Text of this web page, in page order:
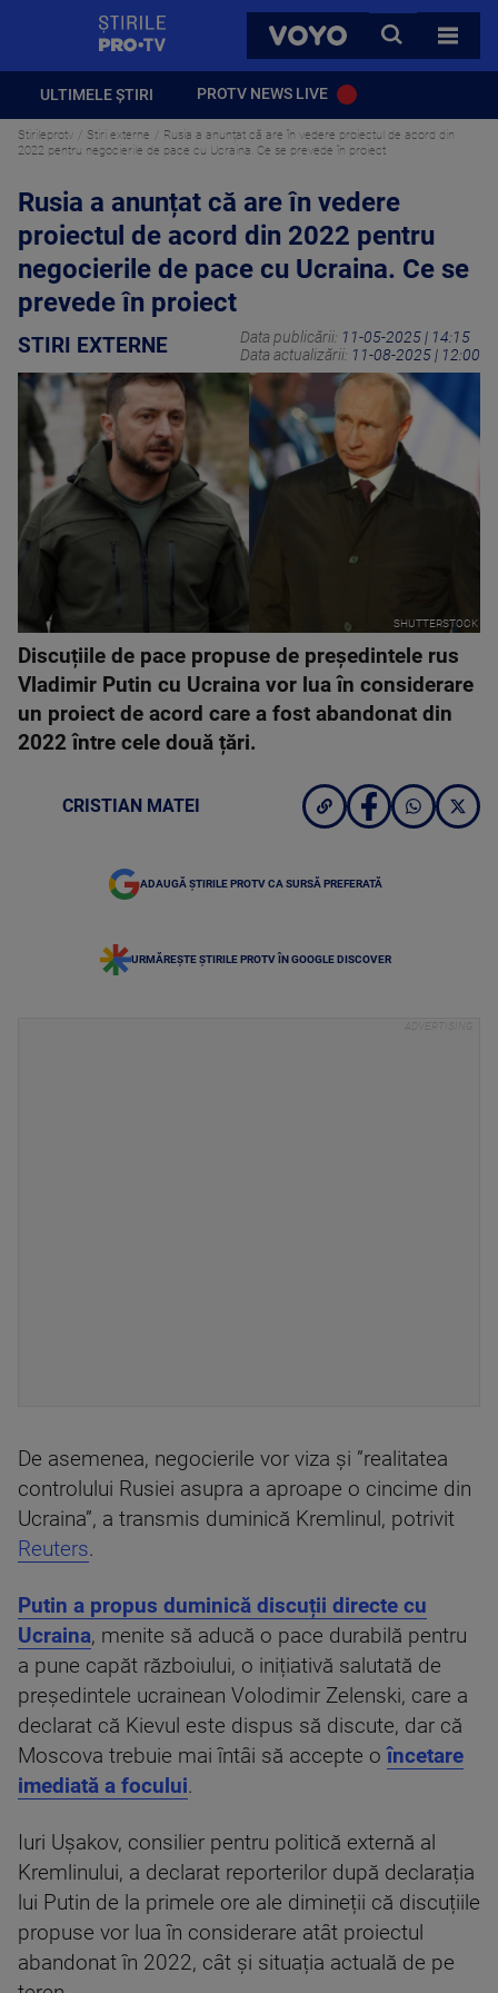
VOYO
CAUTA
TOATE
ULTIMELE ȘTIRI PROTV NEWS LIVE
Stirileprotv Stiri externe
Rusia a anunțat că are în vedere proiectul de acord din
2022 pentru negocierile de pace cu Ucraina. Ce se prevede în proiect
Rusia a anunțat că are în vedere
proiectul de acord din 2022 pentru
negocierile de pace cu Ucraina. Ce se
prevede în proiect
STIRI EXTERNE Data publicării: 11-05-2025 | 14:15
Data actualizării: 11-08-2025 | 12:00
SHUTTERSTOCK
Discuțiile de pace propuse de președintele rus
Vladimir Putin cu Ucraina vor lua în considerare
un proiect de acord care a fost abandonat din
2022 între cele două țări.
CRISTIAN MATEI
ADAUGĂ ȘTIRILE PROTV CA SURSĂ PREFERATĂ
URMĂREȘTE ȘTIRILE PROTV ÎN GOOGLE DISCOVER
De asemenea, negocierile vor viza și ”realitatea
controlului Rusiei asupra a aproape o cincime din
Ucraina”, a transmis duminică Kremlinul, potrivit
Reuters.
Putin a propus duminică discuții directe cu
Ucraina, menite să aducă o pace durabilă pentru
a pune capăt războiului, o inițiativă salutată de
președintele ucrainean Volodimir Zelenski, care a
declarat că Kievul este dispus să discute, dar că
Moscova trebuie mai întâi să accepte oîncetare
imediată a focului.
Iuri Ușakov, consilier pentru politică externă al
Kremlinului, a declarat reporterilor după declarația
lui Putin de la primele ore ale dimineții că discuțiile
propuse vor lua în considerare atât proiectul
abandonat în 2022, cât și situația actuală de pe